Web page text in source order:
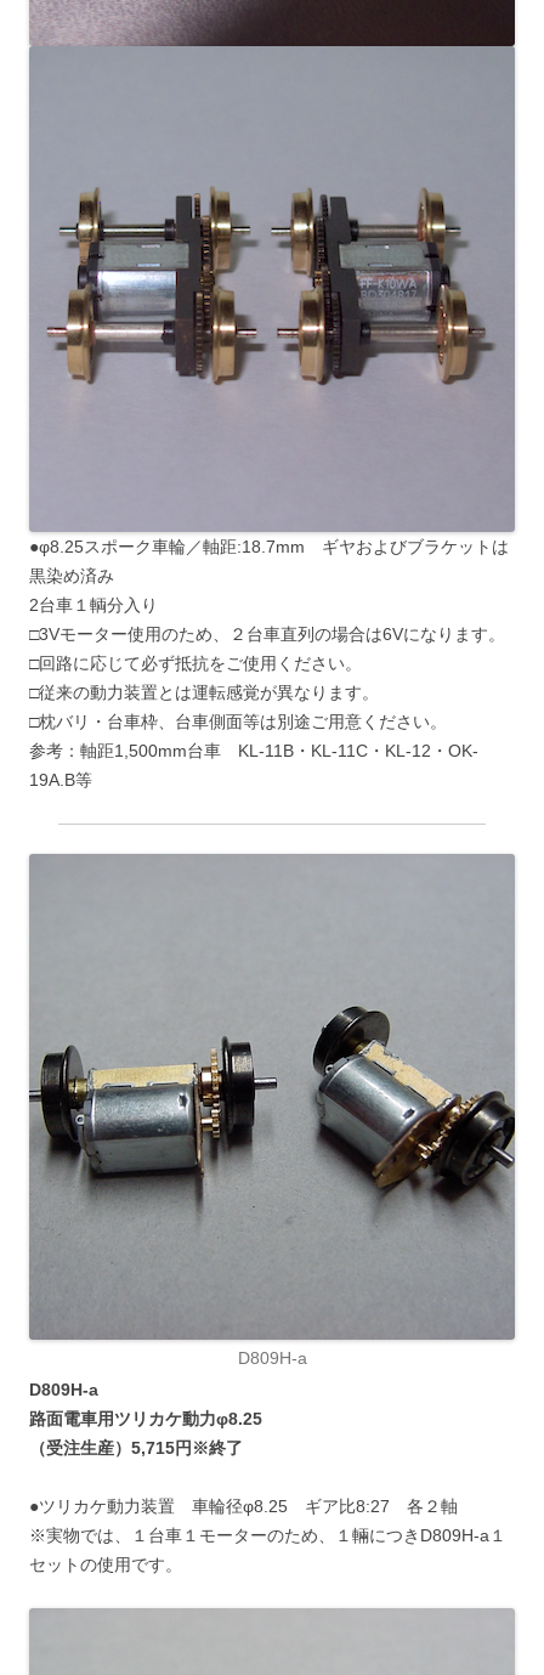
●φ8.25スポーク車輪／軸距:18.7mm ギヤおよびブラケットは
黒染め済み
2台車１輌分入り
□3Vモーター使用のため、２台車直列の場合は6Vになります。
□回路に応じて必ず抵抗をご使用ください。
□従来の動力装置とは運転感覚が異なります。
□枕バリ・台車枠、台車側面等は別途ご用意ください。
参考：軸距1,500mm台車 KL-11B・KL-11C・KL-12・OK-
19A.B等
D809H-a
D809H-a
路面電車用ツリカケ動力φ8.25
（受注生産）5,715円※終了
●ツリカケ動力装置 車輪径φ8.25 ギア比8:27 各２軸
※実物では、１台車１モーターのため、１輛につきD809H-a１
セットの使用です。